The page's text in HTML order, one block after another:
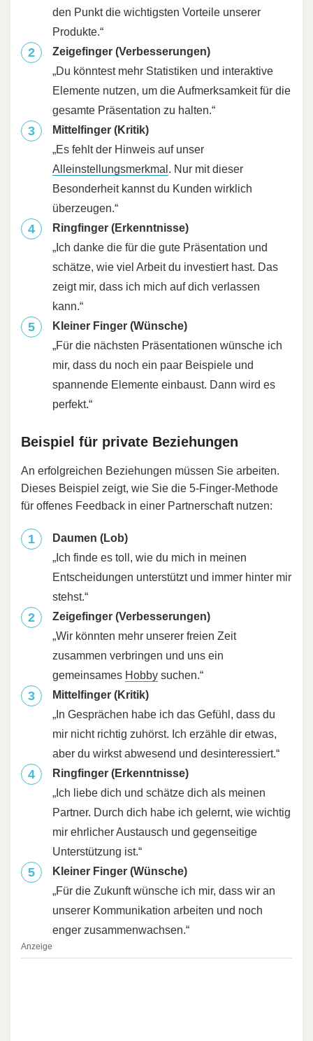
den Punkt die wichtigsten Vorteile unserer
Produkte.“
Zeigefinger (Verbesserungen)
„Du könntest mehr Statistiken und interaktive
Elemente nutzen, um die Aufmerksamkeit für die
gesamte Präsentation zu halten.“
Mittelfinger (Kritik)
„Es fehlt der Hinweis auf unser
Alleinstellungsmerkmal . Nur mit dieser
Besonderheit kannst du Kunden wirklich
überzeugen.“
Ringfinger (Erkenntnisse)
„Ich danke die für die gute Präsentation und
schätze, wie viel Arbeit du investiert hast. Das
zeigt mir, dass ich mich auf dich verlassen
kann.“
Kleiner Finger (Wünsche)
„Für die nächsten Präsentationen wünsche ich
mir, dass du noch ein paar Beispiele und
spannende Elemente einbaust. Dann wird es
perfekt.“
Beispiel für private Beziehungen
An erfolgreichen Beziehungen müssen Sie arbeiten.
Dieses Beispiel zeigt, wie Sie die 5-Finger-Methode
für offenes Feedback in einer Partnerschaft nutzen:
Daumen (Lob)
„Ich finde es toll, wie du mich in meinen
Entscheidungen unterstützt und immer hinter mir
stehst.“
Zeigefinger (Verbesserungen)
„Wir könnten mehr unserer freien Zeit
zusammen verbringen und uns ein
gemeinsames Hobby suchen.“
Mittelfinger (Kritik)
„In Gesprächen habe ich das Gefühl, dass du
mir nicht richtig zuhörst. Ich erzähle dir etwas,
aber du wirkst abwesend und desinteressiert.“
Ringfinger (Erkenntnisse)
„Ich liebe dich und schätze dich als meinen
Partner. Durch dich habe ich gelernt, wie wichtig
mir ehrlicher Austausch und gegenseitige
Unterstützung ist.“
Kleiner Finger (Wünsche)
„Für die Zukunft wünsche ich mir, dass wir an
unserer Kommunikation arbeiten und noch
enger zusammenwachsen.“
Anzeige